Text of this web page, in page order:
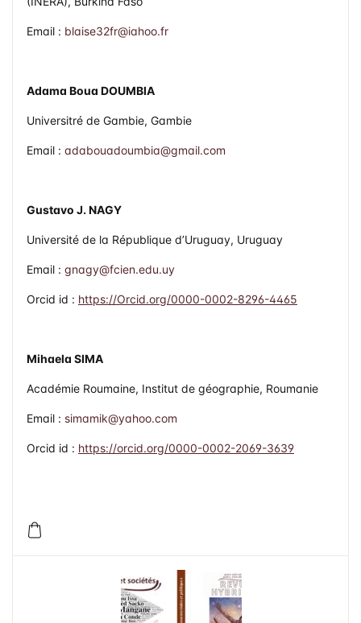
Email : blaise32fr@iahoo.fr
Adama Boua DOUMBIA
Universitré de Gambie, Gambie
Email : adabouadoumbia@gmail.com
Gustavo J. NAGY
Université de la République d’Uruguay, Uruguay
Email : gnagy@fcien.edu.uy
Orcid id : https://Orcid.org/0000-0002-8296-4465
Mihaela SIMA
Académie Roumaine, Institut de géographie, Roumanie
Email : simamik@yahoo.com
Orcid id : https://orcid.org/0000-0002-2069-3639